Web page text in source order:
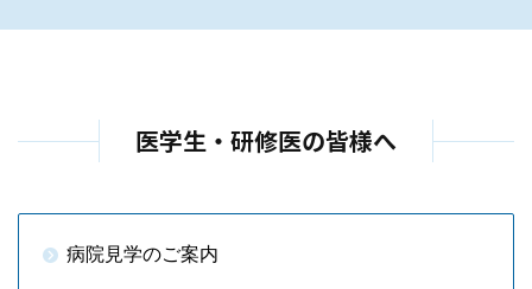
医学生・研修医の皆様へ
病院見学のご案内